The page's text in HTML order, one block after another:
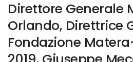
Direttore Generale
Orlando, Direttrice
Fondazione